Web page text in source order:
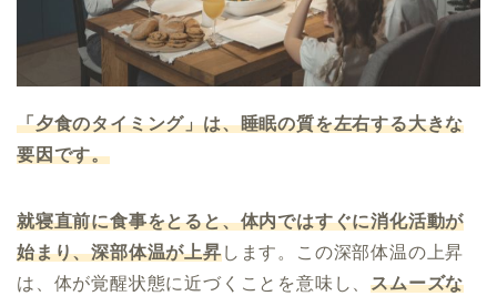
「夕食のタイミング」は、睡眠の質を左右する大きな
要因です。
就寝直前に食事をとると、体内ではすぐに消化活動が
始まり、深部体温が上昇します。この深部体温の上昇
は、体が覚醒状態に近づくことを意味し、スムーズな